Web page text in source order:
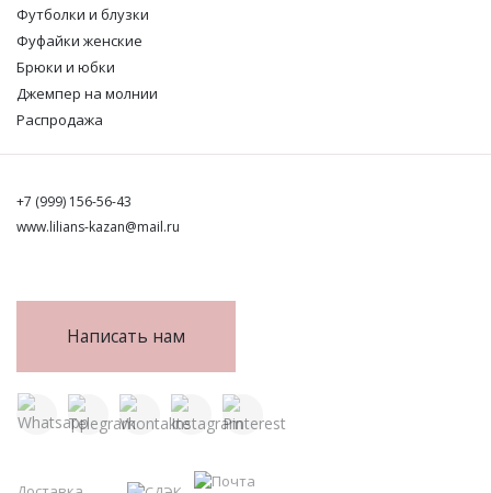
Футболки и блузки
Фуфайки женские
Брюки и юбки
Джемпер на молнии
Распродажа
+7 (999) 156-56-43
www.lilians-kazan@mail.ru
Написать нам